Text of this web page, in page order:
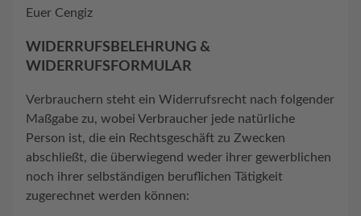
Euer Cengiz
WIDERRUFSBELEHRUNG &
WIDERRUFSFORMULAR
Verbrauchern steht ein Widerrufsrecht nach folgender
Maßgabe zu, wobei Verbraucher jede natürliche
Person ist, die ein Rechtsgeschäft zu Zwecken
abschließt, die überwiegend weder ihrer gewerblichen
noch ihrer selbständigen beruflichen Tätigkeit
zugerechnet werden können: